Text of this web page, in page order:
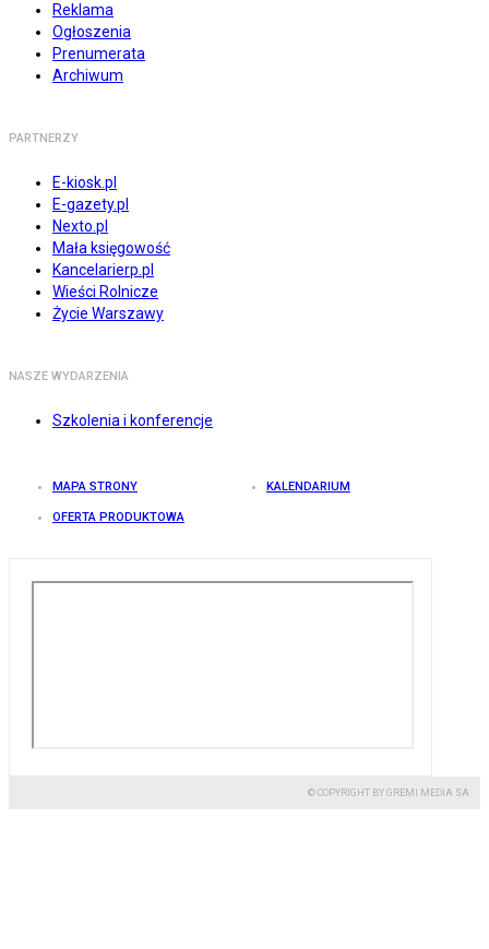
Reklama
Ogłoszenia
Prenumerata
Archiwum
PARTNERZY
E-kiosk.pl
E-gazety.pl
Nexto.pl
Mała księgowość
Kancelarierp.pl
Wieści Rolnicze
Życie Warszawy
NASZE WYDARZENIA
Szkolenia i konferencje
MAPA STRONY KALENDARIUM
OFERTA PRODUKTOWA
© COPYRIGHT BY GREMI MEDIA SA